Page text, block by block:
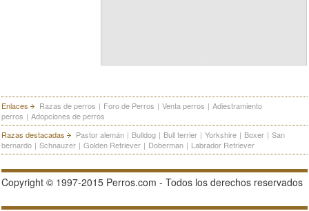
Enlaces Razas de perros | Foro de Perros | Venta perros | Adiestramiento
perros | Adopciones de perros
Razas destacadas
Pastor alemán | Bulldog | Bull terrier | Yorkshire | Boxer | San
bernardo | Schnauzer | Golden Retriever | Doberman | Labrador Retriever
Copyright © 1997-2015 Perros.com - Todos los derechos reservados